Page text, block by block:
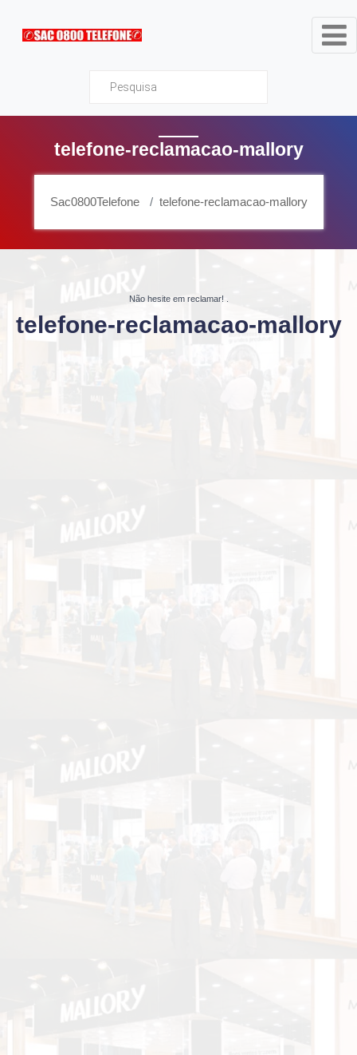
Sac0800Telefone
telefone-reclamacao-mallory
Sac0800Telefone telefone-reclamacao-mallory
Não hesite em reclamar!
telefone-reclamacao-mallory